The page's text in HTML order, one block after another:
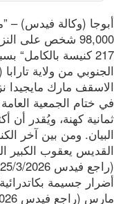
(وكالة فيدس) –
217 كنيسة بالكامل“
من ولاية تارابا
مارك مايجيدا
الجمعية العامة
ومن بين آخر
يعقوب الكبير
(راجع فيدس 6/3/2026).